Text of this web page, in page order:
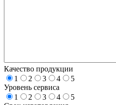
Качество продукции
1
2 3 4
5
Уровень сервиса
1
2 3 4
5